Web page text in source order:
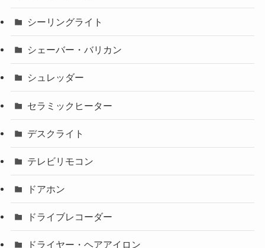
シーリングライト
シェーバー・バリカン
シュレッダー
セラミックヒーター
デスクライト
テレビリモコン
ドアホン
ドライブレコーダー
ドライヤー・ヘアアイロン